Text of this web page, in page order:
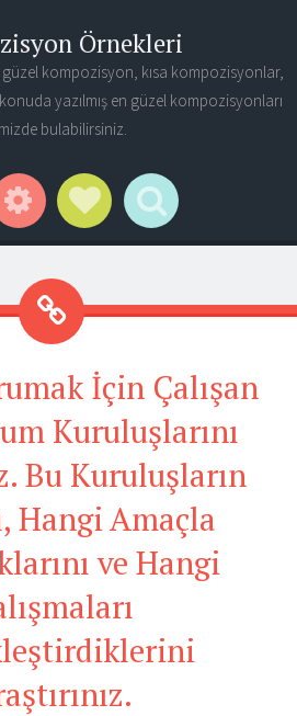
Örnekleri
kompozisyon, kısa kompozisyonlar,
yazılmış en güzel kompozisyonları
bulabilirsiniz.
WidgetsSocial Links
Search
İçin Çalışan
Kuruluşlarını
Bu Kuruluşların
Hangi Amaçla
ve Hangi